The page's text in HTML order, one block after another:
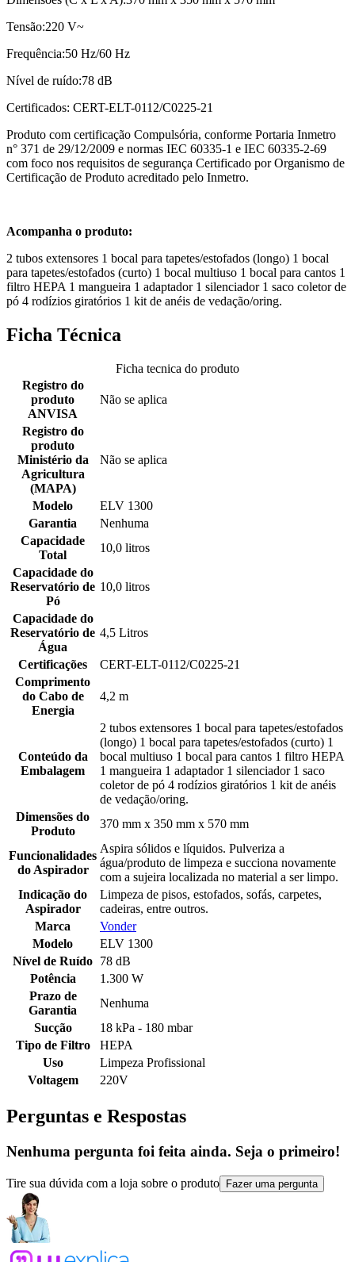
Tensão:220 V~
Frequência:50 Hz/60 Hz
Nível de ruído:78 dB
Certificados: CERT-ELT-0112/C0225-21
Produto com certificação Compulsória, conforme Portaria Inmetro
n° 371 de 29/12/2009 e normas IEC 60335-1 e IEC 60335-2-69
com foco nos requisitos de segurança Certificado por Organismo de
Certificação de Produto acreditado pelo Inmetro.
Acompanha o produto:
2 tubos extensores 1 bocal para tapetes/estofados (longo) 1 bocal
para tapetes/estofados (curto) 1 bocal multiuso 1 bocal para cantos 1
filtro HEPA 1 mangueira 1 adaptador 1 silenciador 1 saco coletor de
pó 4 rodízios giratórios 1 kit de anéis de vedação/oring.
Ficha Técnica
Ficha tecnica do produto
Registro do
produto
ANVISA
Não se aplica
Registro do
produto
Ministério da
Agricultura
(MAPA)
Não se aplica
Modelo
ELV 1300
Garantia
Nenhuma
Capacidade
Total
10,0 litros
Capacidade do
Reservatório de
Pó
10,0 litros
Capacidade do
Reservatório de
Água
4,5 Litros
Certificações
CERT-ELT-0112/C0225-21
Comprimento
do Cabo de
Energia
4,2 m
Conteúdo da
Embalagem
2 tubos extensores 1 bocal para tapetes/estofados
(longo) 1 bocal para tapetes/estofados (curto) 1
bocal multiuso 1 bocal para cantos 1 filtro HEPA
1 mangueira 1 adaptador 1 silenciador 1 saco
coletor de pó 4 rodízios giratórios 1 kit de anéis
de vedação/oring.
Dimensões do
Produto
370 mm x 350 mm x 570 mm
Funcionalidades
do Aspirador
Aspira sólidos e líquidos. Pulveriza a
água/produto de limpeza e succiona novamente
com a sujeira localizada no material a ser limpo.
Indicação do
Aspirador
Limpeza de pisos, estofados, sofás, carpetes,
cadeiras, entre outros.
Marca
Vonder
Modelo
ELV 1300
Nível de Ruído 78 dB
Potência
1.300 W
Prazo de
Garantia
Nenhuma
Sucção
18 kPa - 180 mbar
Tipo de Filtro
HEPA
Uso
Limpeza Profissional
Voltagem
220V
Perguntas e Respostas
Nenhuma pergunta foi feita ainda. Seja o primeiro!
Tire sua dúvida com a loja sobre o produto Fazer uma pergunta